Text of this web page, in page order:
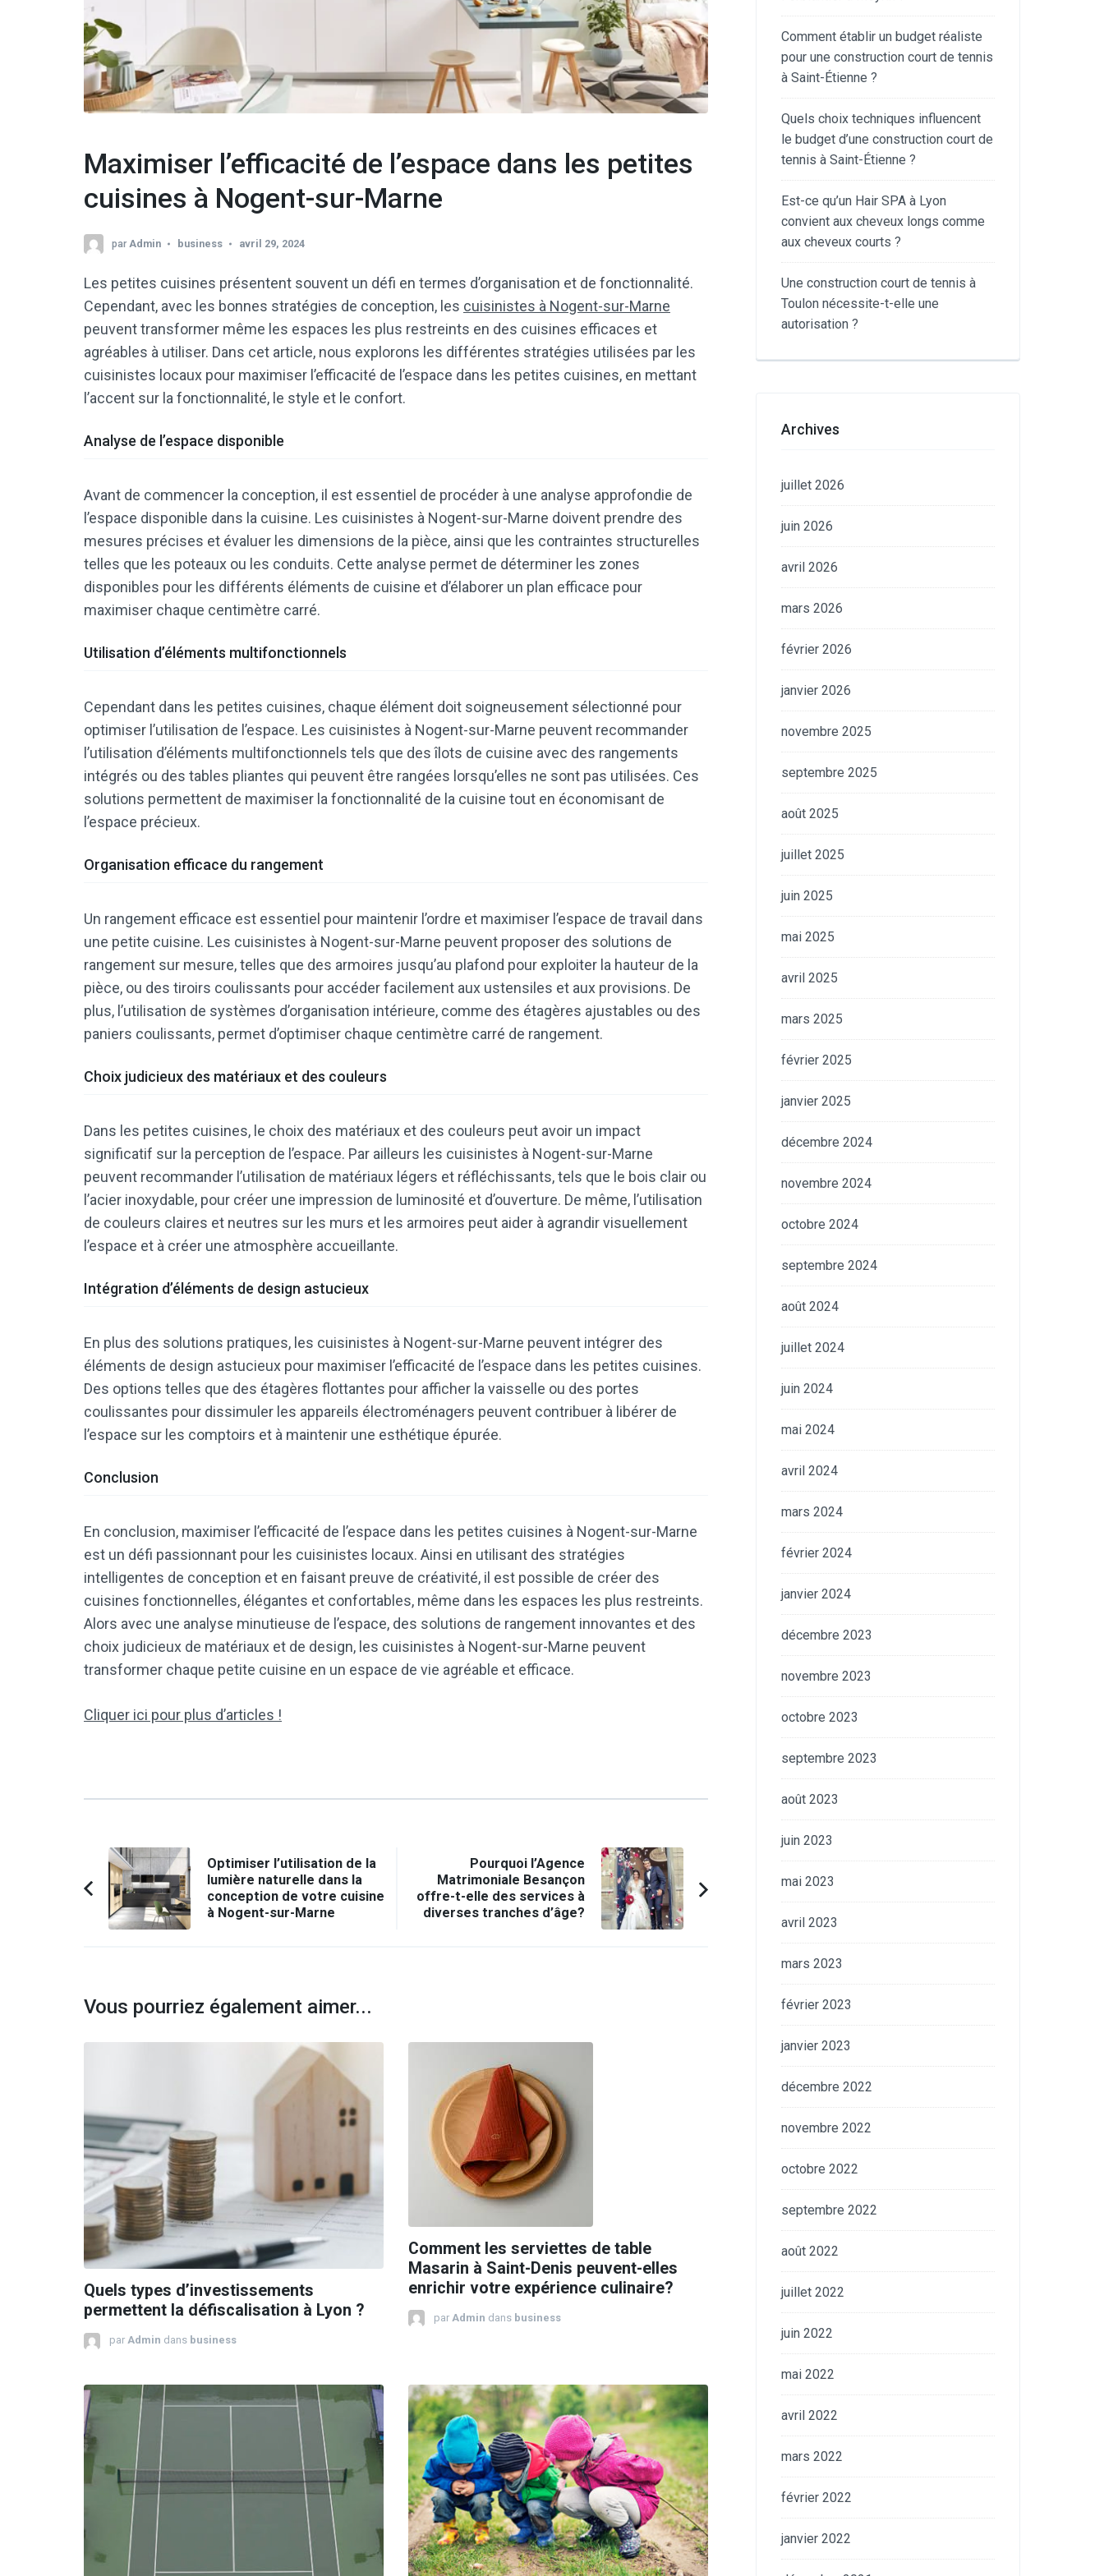
Maximiser l’efficacité de l’espace dans les petites
cuisines à Nogent-sur-Marne
par Admin business avril 29, 2024
Les petites cuisines présentent souvent un défi en termes d’organisation et de fonctionnalité.
Cependant, avec les bonnes stratégies de conception, les cuisinistes à Nogent-sur-Marne
peuvent transformer même les espaces les plus restreints en des cuisines efficaces et
agréables à utiliser. Dans cet article, nous explorons les différentes stratégies utilisées par les
cuisinistes locaux pour maximiser l’efficacité de l’espace dans les petites cuisines, en mettant
l’accent sur la fonctionnalité, le style et le confort.
Analyse de l’espace disponible
Avant de commencer la conception, il est essentiel de procéder à une analyse approfondie de
l’espace disponible dans la cuisine. Les cuisinistes à Nogent-sur-Marne doivent prendre des
mesures précises et évaluer les dimensions de la pièce, ainsi que les contraintes structurelles
telles que les poteaux ou les conduits. Cette analyse permet de déterminer les zones
disponibles pour les différents éléments de cuisine et d’élaborer un plan efficace pour
maximiser chaque centimètre carré.
Utilisation d’éléments multifonctionnels
Cependant dans les petites cuisines, chaque élément doit soigneusement sélectionné pour
optimiser l’utilisation de l’espace. Les cuisinistes à Nogent-sur-Marne peuvent recommander
l’utilisation d’éléments multifonctionnels tels que des îlots de cuisine avec des rangements
intégrés ou des tables pliantes qui peuvent être rangées lorsqu’elles ne sont pas utilisées. Ces
solutions permettent de maximiser la fonctionnalité de la cuisine tout en économisant de
l’espace précieux.
Organisation efficace du rangement
Un rangement efficace est essentiel pour maintenir l’ordre et maximiser l’espace de travail dans
une petite cuisine. Les cuisinistes à Nogent-sur-Marne peuvent proposer des solutions de
rangement sur mesure, telles que des armoires jusqu’au plafond pour exploiter la hauteur de la
pièce, ou des tiroirs coulissants pour accéder facilement aux ustensiles et aux provisions. De
plus, l’utilisation de systèmes d’organisation intérieure, comme des étagères ajustables ou des
paniers coulissants, permet d’optimiser chaque centimètre carré de rangement.
Choix judicieux des matériaux et des couleurs
Dans les petites cuisines, le choix des matériaux et des couleurs peut avoir un impact
significatif sur la perception de l’espace. Par ailleurs les cuisinistes à Nogent-sur-Marne
peuvent recommander l’utilisation de matériaux légers et réfléchissants, tels que le bois clair ou
l’acier inoxydable, pour créer une impression de luminosité et d’ouverture. De même, l’utilisation
de couleurs claires et neutres sur les murs et les armoires peut aider à agrandir visuellement
l’espace et à créer une atmosphère accueillante.
Intégration d’éléments de design astucieux
En plus des solutions pratiques, les cuisinistes à Nogent-sur-Marne peuvent intégrer des
éléments de design astucieux pour maximiser l’efficacité de l’espace dans les petites cuisines.
Des options telles que des étagères flottantes pour afficher la vaisselle ou des portes
coulissantes pour dissimuler les appareils électroménagers peuvent contribuer à libérer de
l’espace sur les comptoirs et à maintenir une esthétique épurée.
Conclusion
En conclusion, maximiser l’efficacité de l’espace dans les petites cuisines à Nogent-sur-Marne
est un défi passionnant pour les cuisinistes locaux. Ainsi en utilisant des stratégies
intelligentes de conception et en faisant preuve de créativité, il est possible de créer des
cuisines fonctionnelles, élégantes et confortables, même dans les espaces les plus restreints.
Alors avec une analyse minutieuse de l’espace, des solutions de rangement innovantes et des
choix judicieux de matériaux et de design, les cuisinistes à Nogent-sur-Marne peuvent
transformer chaque petite cuisine en un espace de vie agréable et efficace.
Cliquer ici pour plus d’articles !
Navigation
d'article
Article
précédent :
Optimiser l’utilisation de la
lumière naturelle dans la
conception de votre cuisine
à Nogent-sur-Marne
Pourquoi l’Agence
Matrimoniale Besançon
offre-t-elle des services à
diverses tranches d’âge?
Vous pourriez également aimer...
Quels types d’investissements
permettent la défiscalisation à Lyon ?
par Admin dans business
Comment les serviettes de table
Masarin à Saint-Denis peuvent-elles
enrichir votre expérience culinaire?
par Admin dans business
Comment établir un budget réaliste
pour une construction court de tennis
à Saint-Étienne ?
Quels choix techniques influencent
le budget d’une construction court de
tennis à Saint-Étienne ?
Est-ce qu’un Hair SPA à Lyon
convient aux cheveux longs comme
aux cheveux courts ?
Une construction court de tennis à
Toulon nécessite-t-elle une
autorisation ?
Archives
juillet 2026
juin 2026
avril 2026
mars 2026
février 2026
janvier 2026
novembre 2025
septembre 2025
août 2025
juillet 2025
juin 2025
mai 2025
avril 2025
mars 2025
février 2025
janvier 2025
décembre 2024
novembre 2024
octobre 2024
septembre 2024
août 2024
juillet 2024
juin 2024
mai 2024
avril 2024
mars 2024
février 2024
janvier 2024
décembre 2023
novembre 2023
octobre 2023
septembre 2023
août 2023
juin 2023
mai 2023
avril 2023
mars 2023
février 2023
janvier 2023
décembre 2022
novembre 2022
octobre 2022
septembre 2022
août 2022
juillet 2022
juin 2022
mai 2022
avril 2022
mars 2022
février 2022
janvier 2022